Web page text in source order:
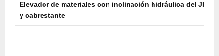
Elevador de materiales con inclinación hidráulica del JIB
y cabrestante